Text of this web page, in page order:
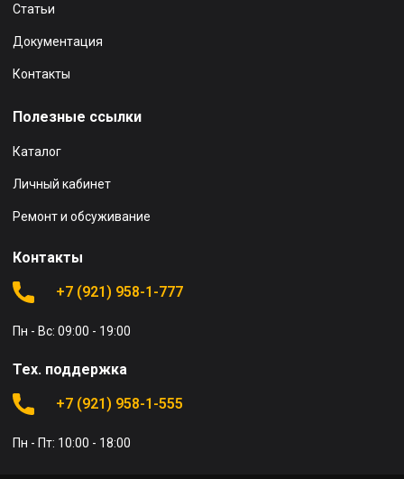
Статьи
Документация
Контакты
Полезные ссылки
Каталог
Личный кабинет
Ремонт и обсуживание
Контакты
+7 (921) 958-1-777
Пн - Вс: 09:00 - 19:00
Тех. поддержка
+7 (921) 958-1-555
Пн - Пт: 10:00 - 18:00